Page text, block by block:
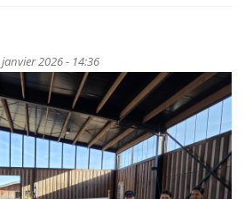
janvier 2026 - 14:36